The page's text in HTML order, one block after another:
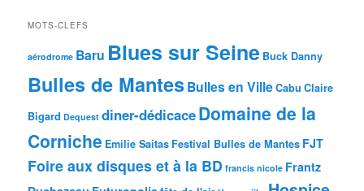
MOTS-CLEFS
aérodrome Baru Blues sur Seine Buck Danny
Bulles de MantesBulles en VilleCabu Claire
Bigard Dequest diner-dédicaceDomaine de la
Corniche Emilie Saitas Festival Bulles de Mantes FJT
Foire aux disques et à la BD francis nicole Frantz